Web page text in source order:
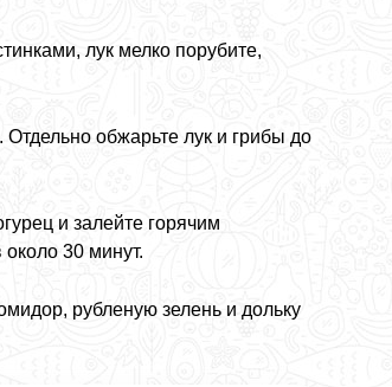
лук мелко порубите,
Отдельно обжарьте лук и грибы до
и залейте горячим
30 минут.
рубленую зелень и дольку